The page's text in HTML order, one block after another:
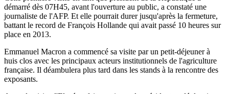
démarré dès 07H45, avant l'ouverture au public, a constaté une
journaliste de l'AFP. Et elle pourrait durer jusqu'après la fermeture,
battant le record de François Hollande qui avait passé 10 heures sur
place en 2013.
Emmanuel Macron a commencé sa visite par un petit-déjeuner à
huis clos avec les principaux acteurs institutionnels de l'agriculture
française. Il déambulera plus tard dans les stands à la rencontre des
exposants.